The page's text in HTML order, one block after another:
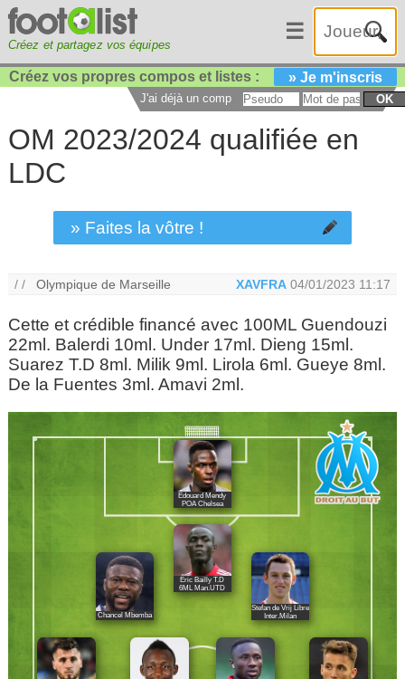
Créez et partagez vos équipes
☰
Créez vos propres compos et listes : » Je m'inscris
J'ai déjà un compte : OK
OM 2023/2024 qualifiée en
LDC
» Faites la vôtre !
/ /Olympique de Marseille XAVFRA 04/01/2023 11:17
Cette et crédible financé avec 100ML Guendouzi
22ml. Balerdi 10ml. Under 17ml. Dieng 15ml.
Suarez T.D 8ml. Milik 9ml. Lirola 6ml. Gueye 8ml.
De la Fuentes 3ml. Amavi 2ml.
Édouard Mendy
POA Chelsea
Chancel Mbemba
Éric Bailly T.D
6ML Man.UTD
Stefan de Vrij Libre
Inter.Milan